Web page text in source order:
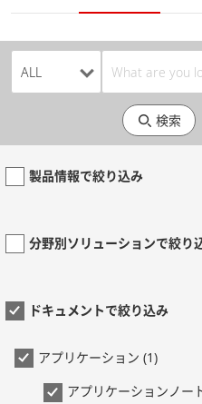
検索
製品情報で絞り込み
分野別ソリューションで絞り
ドキュメントで絞り込み
アプリケーション (1)
アプリケーションノー